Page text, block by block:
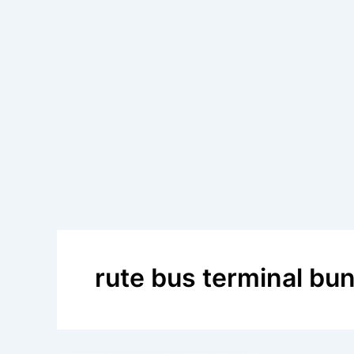
rute bus terminal